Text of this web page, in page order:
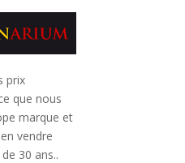
prix
que nous
marque et
vendre
30 ans..